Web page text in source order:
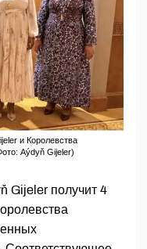
и Королевства
Aýdyň Gijeler)
Gijeler получит 4